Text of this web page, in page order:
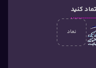
کنید